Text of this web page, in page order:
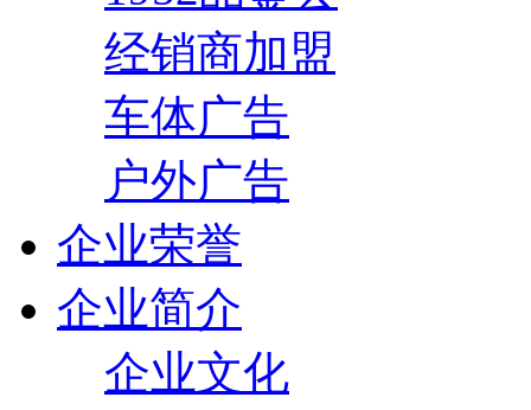
经销商加盟
车体广告
户外广告
企业荣誉
企业简介
企业文化